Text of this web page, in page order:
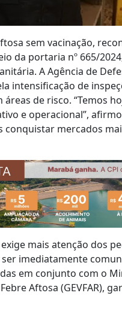
sem vacinação,
da portaria nº 665/
A Agência de
intensificação de
de risco. “Temos
e operacional”,
conquistar mercados
mais atenção dos
imediatamente
em conjunto com o
Aftosa (GEVFAR),